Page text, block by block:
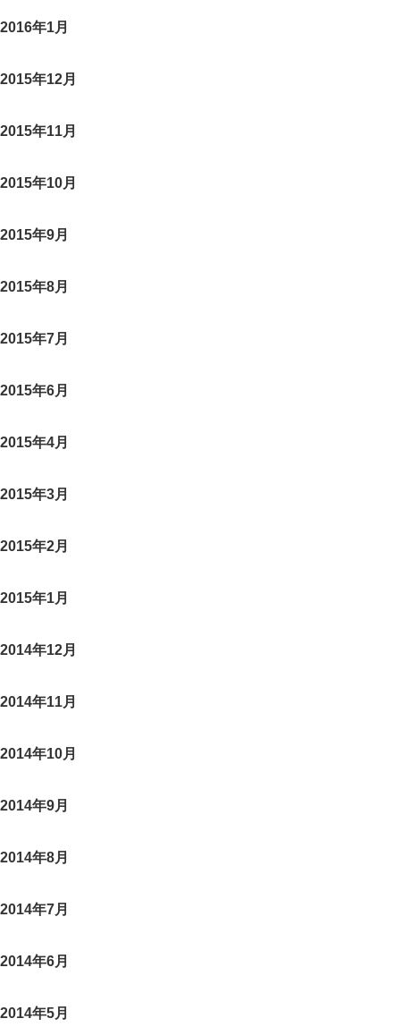
2016年1月
2015年12月
2015年11月
2015年10月
2015年9月
2015年8月
2015年7月
2015年6月
2015年4月
2015年3月
2015年2月
2015年1月
2014年12月
2014年11月
2014年10月
2014年9月
2014年8月
2014年7月
2014年6月
2014年5月